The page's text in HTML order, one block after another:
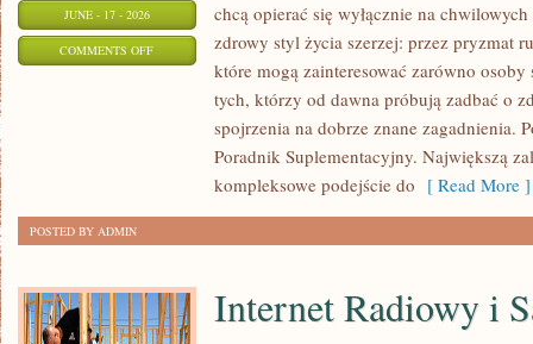
JUNE - 17 - 2026
COMMENTS OFFON
chcą opierać się wyłącznie na
zdrowy styl życia szerzej: przez pryzmat
które mogą zainteresować zarówno
tych, którzy od dawna próbują zadbać o
spojrzenia na dobrze znane zagadnienia.
Poradnik Suplementacyjny. Największą
kompleksowe podejście do [ Read More ]
POSTED BY ADMIN
Internet Radiowy i